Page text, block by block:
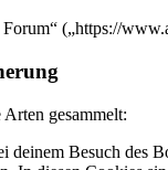
(„https://
gesammelt:
Besuch des